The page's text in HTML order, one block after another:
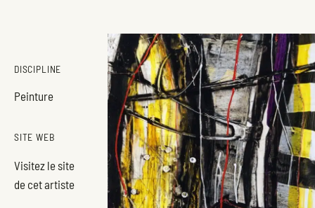
DISCIPLINE
Peinture
SITE WEB
Visitez le site
de cet artiste